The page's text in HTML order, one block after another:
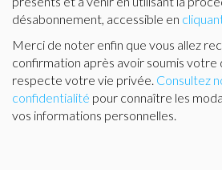
désabonnement, accessible en
Merci de noter enfin que vous allez
confirmation après avoir soumis
respecte votre vie privée. Consultez
confidentialité pour connaître les
vos informations personnelles.